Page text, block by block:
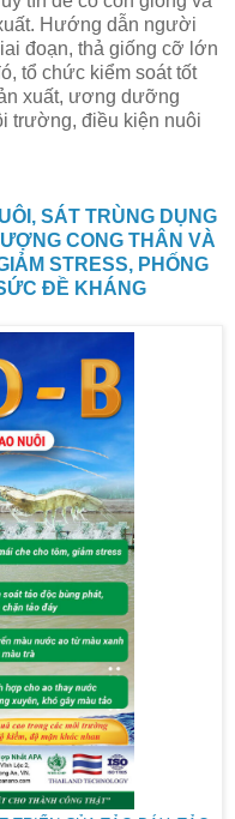
Hướng dẫn người
đoạn, thả giống cỡ lớn
tổ chức kiểm soát tốt
xuất, ương dưỡng
trường, điều kiện nuôi
SÁT TRÙNG DỤNG
CONG THÂN VÀ
STRESS, PHỐNG
ĐỀ KHÁNG